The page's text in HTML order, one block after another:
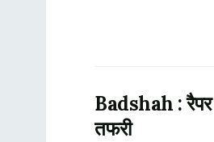
Badshah :
तफरी